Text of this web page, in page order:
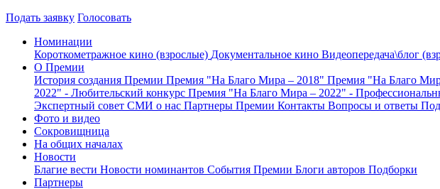
Подать заявку Голосовать
Номинации
Короткометражное кино (взрослые) Документальное кино Видеопередача\блог
О Премии
История создания Премии Премия "На Благо Мира – 2018" Премия "На Благо
2022" - Любительский конкурс Премия "На Благо Мира – 2022" -
Экспертный совет СМИ о нас Партнеры Премии Контакты Вопросы и ответы
Фото и видео
Сокровищница
На общих началах
Новости
Благие вести Новости номинантов События Премии Блоги авторов Подборки
Партнеры